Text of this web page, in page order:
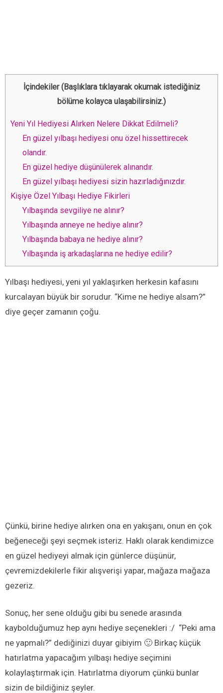
İçindekiler (Başlıklara tıklayarak okumak istediğiniz
bölüme kolayca ulaşabilirsiniz.)
Yeni Yıl Hediyesi Alırken Nelere Dikkat Edilmeli?
En güzel yılbaşı hediyesi onu özel hissettirecek
olandır.
En güzel hediye düşünülerek alınandır.
En güzel yılbaşı hediyesi sizin hazırladığınızdır.
Kişiye Özel Yılbaşı Hediye Fikirleri
Yılbaşında sevgiliye ne alınır?
Yılbaşında anneye ne hediye alınır?
Yılbaşında babaya ne hediye alınır?
Yılbaşında iş arkadaşlarına ne hediye edilir?
Yılbaşı hediyesi, yeni yıl yaklaşırken herkesin kafasını
kurcalayan büyük bir sorudur. “Kime ne hediye alsam?”
diye geçer zamanın çoğu.
Çünkü, birine hediye alırken ona en yakışanı, onun en çok
beğeneceği şeyi seçmek isteriz. Haklı olarak kendimizce
en güzel hediyeyi almak için günlerce düşünür,
çevremizdekilerle fikir alışverişi yapar, mağaza mağaza
gezeriz.
Sonuç, her sene olduğu gibi bu senede arasında
kaybolduğumuz hep aynı hediye seçenekleri :/ “Peki ama
ne yapmalı?” dediğinizi duyar gibiyim 🙂 Birkaç küçük
hatırlatma yapacağım yılbaşı hediye seçimini
kolaylaştırmak için. Hatırlatma diyorum çünkü bunlar
sizin de bildiğiniz şeyler.